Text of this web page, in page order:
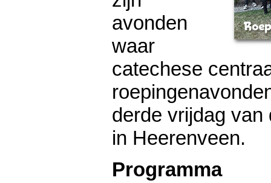
avonden
waar
catechese
derde vrijdag van
in Heerenveen.
Programma